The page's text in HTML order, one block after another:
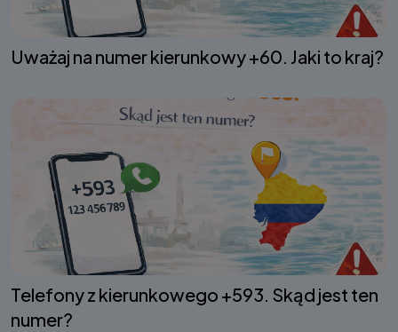
Uważaj na numer kierunkowy +60. Jaki to kraj?
Telefony z kierunkowego +593. Skąd jest ten
numer?